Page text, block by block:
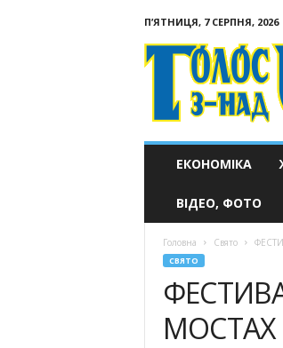
П’ЯТНИЦЯ, 7 СЕРПНЯ, 2026
Голос
з-
ЕКОНОМІКА
ВІДЕО, ФОТО
Головна Свято
СВЯТО
МОСТАХ